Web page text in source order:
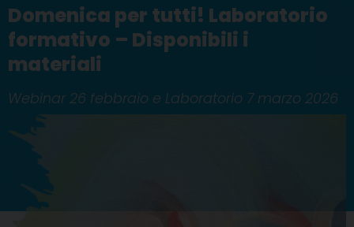
Domenica per tutti! Laboratorio
formativo – Disponibili i
materiali
Webinar 26 febbraio e Laboratorio 7 marzo 2026